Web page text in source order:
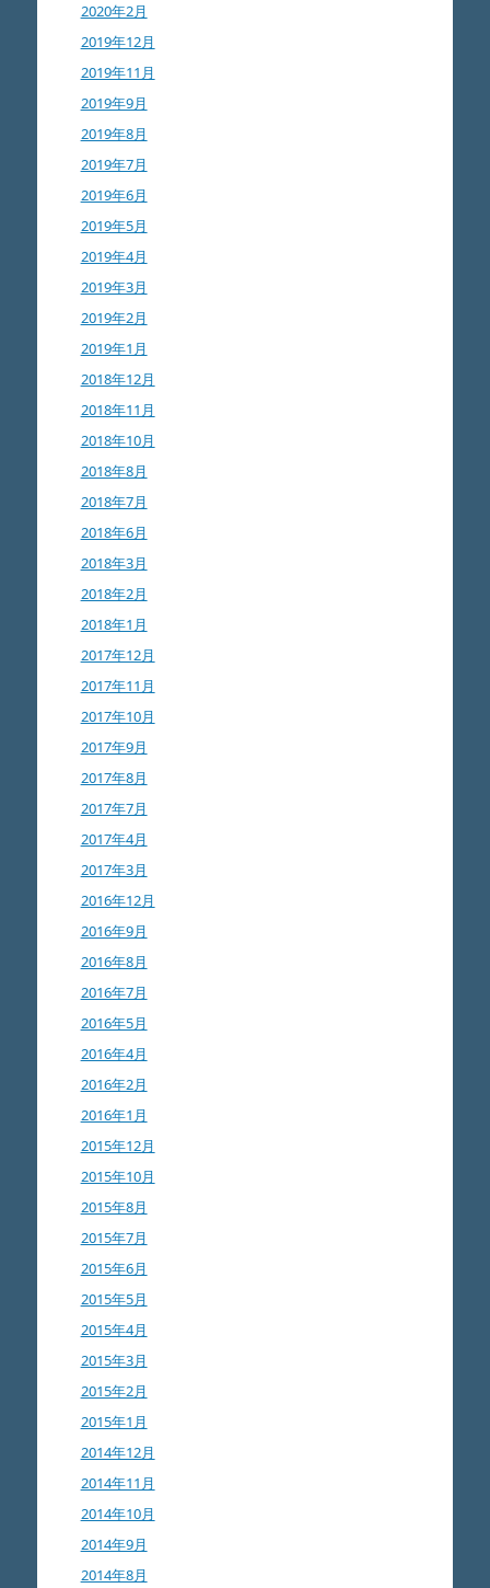
2020年2月
2019年12月
2019年11月
2019年9月
2019年8月
2019年7月
2019年6月
2019年5月
2019年4月
2019年3月
2019年2月
2019年1月
2018年12月
2018年11月
2018年10月
2018年8月
2018年7月
2018年6月
2018年3月
2018年2月
2018年1月
2017年12月
2017年11月
2017年10月
2017年9月
2017年8月
2017年7月
2017年4月
2017年3月
2016年12月
2016年9月
2016年8月
2016年7月
2016年5月
2016年4月
2016年2月
2016年1月
2015年12月
2015年10月
2015年8月
2015年7月
2015年6月
2015年5月
2015年4月
2015年3月
2015年2月
2015年1月
2014年12月
2014年11月
2014年10月
2014年9月
2014年8月